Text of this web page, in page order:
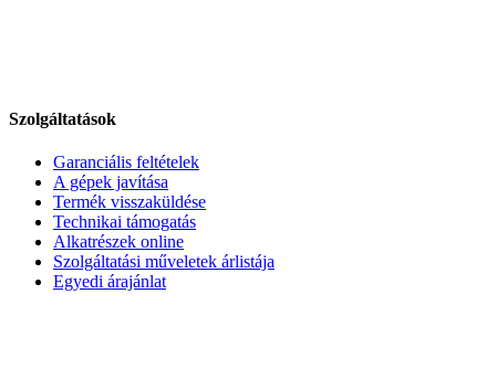
Szolgáltatások
Garanciális feltételek
A gépek javítása
Termék visszaküldése
Technikai támogatás
Alkatrészek online
Szolgáltatási műveletek árlistája
Egyedi árajánlat